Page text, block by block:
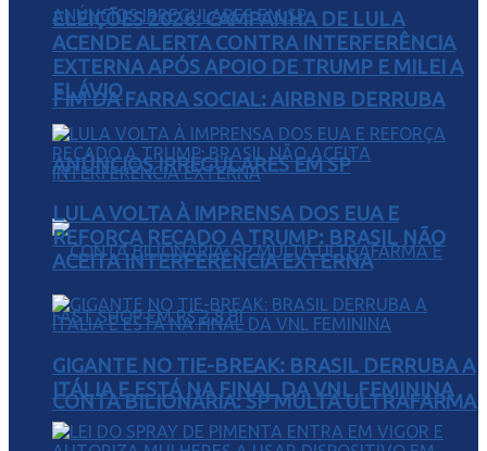
FIM DA FARRA SOCIAL: AIRBNB DERRUBA
ANÚNCIOS IRREGULARES EM SP
CONTA BILIONÁRIA: SP MULTA ULTRAFARMA
ELEIÇÕES 2026: CAMPANHA DE LULA
ACENDE ALERTA CONTRA INTERFERÊNCIA
EXTERNA APÓS APOIO DE TRUMP E MILEI A
FLÁVIO
LULA VOLTA À IMPRENSA DOS EUA E
REFORÇA RECADO A TRUMP: BRASIL NÃO
ACEITA INTERFERÊNCIA EXTERNA
GIGANTE NO TIE-BREAK: BRASIL DERRUBA A
ITÁLIA E ESTÁ NA FINAL DA VNL FEMININA